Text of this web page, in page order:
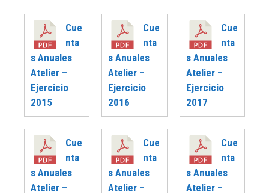
Cue
nta
s Anuales
Atelier –
Ejercicio
2015
Cue
nta
s Anuales
Atelier –
Ejercicio
2016
Cue
nta
s Anuales
Atelier –
Ejercicio
2017
Cue
nta
s Anuales
Atelier –
Cue
nta
s Anuales
Atelier –
Cue
nta
s Anuales
Atelier –